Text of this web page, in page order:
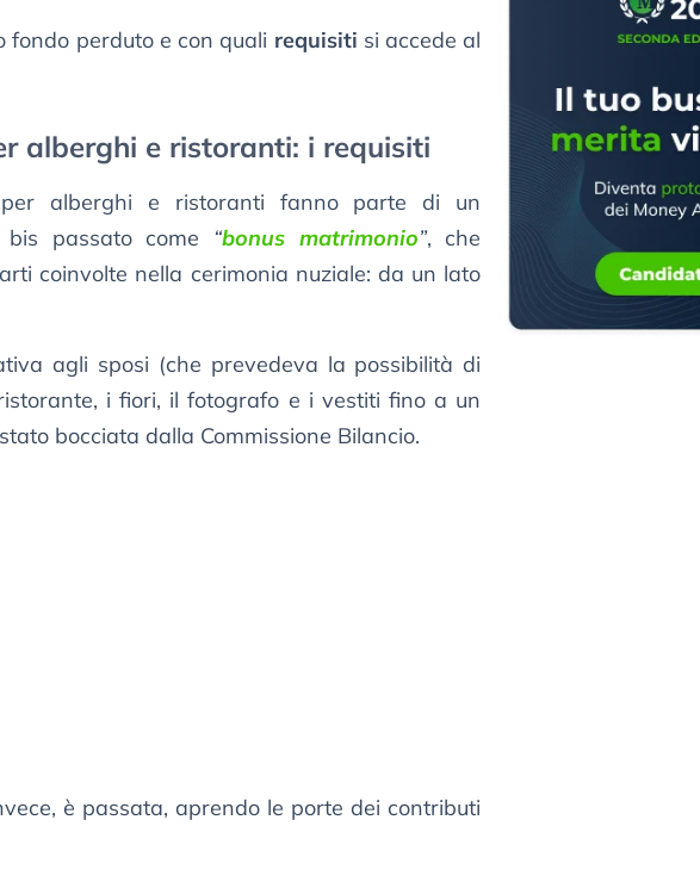
fondo perduto e con quali requisiti si accede al
alberghi e ristoranti: i requisiti
alberghi e ristoranti fanno parte di un
passato come “bonus matrimonio”, che
coinvolte nella cerimonia nuziale: da un lato
agli sposi (che prevedeva la possibilità di
i fiori, il fotografo e i vestiti fino a un
bocciata dalla Commissione Bilancio.
è passata, aprendo le porte dei contributi